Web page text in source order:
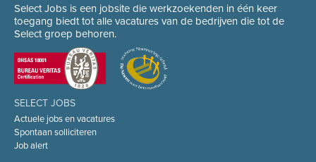
Select Jobs is een jobsite die werkzoekenden in één keer
toegang biedt tot alle vacatures van de bedrijven die tot de
Select groep behoren.
SELECT JOBS
Actuele jobs en vacatures
Spontaan solliciteren
Job alert